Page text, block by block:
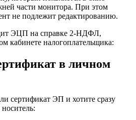
части монитора. При этом
не подлежит редактированию.
ЭЦП на справке 2-НДФЛ,
кабинете налогоплательщика:
в личном
сертификат ЭП и хотите сразу